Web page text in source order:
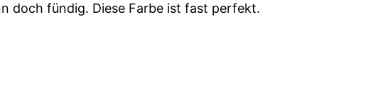
doch fündig. Diese Farbe ist fast perfekt.